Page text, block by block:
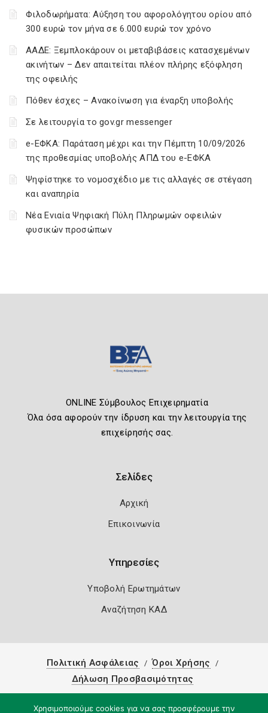
Φιλοδωρήματα: Αύξηση του αφορολόγητου ορίου από
300 ευρώ τον μήνα σε 6.000 ευρώ τον χρόνο
ΑΑΔΕ: Ξεμπλοκάρουν οι μεταβιβάσεις κατασχεμένων
ακινήτων – Δεν απαιτείται πλέον πλήρης εξόφληση
της οφειλής
Πόθεν έσχες – Ανακοίνωση για έναρξη υποβολής
Σε λειτουργία το gov.gr messenger
e-ΕΦΚΑ: Παράταση μέχρι και την Πέμπτη 10/09/2026
της προθεσμίας υποβολής ΑΠΔ του e-ΕΦΚΑ
Ψηφίστηκε το νομοσχέδιο με τις αλλαγές σε στέγαση
και αναπηρία
Νέα Ενιαία Ψηφιακή Πύλη Πληρωμών οφειλών
φυσικών προσώπων
ONLINE Σύμβουλος Επιχειρηματία
Όλα όσα αφορούν την ίδρυση και την λειτουργία της
επιχείρησής σας.
Σελίδες
Αρχική
Επικοινωνία
Υπηρεσίες
Υποβολή Ερωτημάτων
Αναζήτηση ΚΑΔ
Πολιτική Ασφάλειας
Όροι Χρήσης
Δήλωση Προσβασιμότητας
Χρησιμοποιούμε cookies για να σας προσφέρουμε την